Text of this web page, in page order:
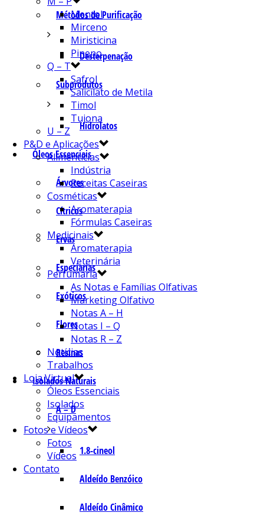
Métodos de Purificação
Desterpenação
Subprodutos
Hidrolatos
Óleos Essenciais
Árvores
Cítricos
Ervas
Especiarias
Exóticos
Flores
Resinas
Isolados Naturais
A – D
1.8-cineol
Aldeído Benzóico
Aldeído Cinâmico
Mentol
Mirceno
Miristicina
Pineno
Q – T
Safrol
Salicilato de Metila
Timol
Tujona
U – Z
P&D e Aplicações
Alimentícias
Indústria
Receitas Caseiras
Cosméticas
Aromaterapia
Fórmulas Caseiras
Medicinais
Aromaterapia
Veterinária
Perfumaria
As Notas e Famílias Olfativas
Marketing Olfativo
Notas A – H
Notas I – Q
Notas R – Z
Notícias
Trabalhos
Loja Virtual
Óleos Essenciais
Isolados
Equipamentos
Fotos e Vídeos
Fotos
Vídeos
Contato